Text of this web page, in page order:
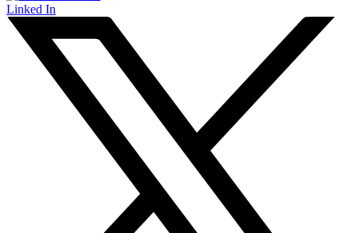
Linked In